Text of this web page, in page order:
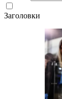
Заголовки